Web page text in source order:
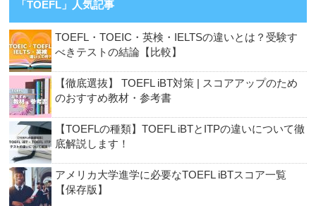
「TOEFL」人気記事
TOEFL・TOEIC・英検・IELTSの違いとは？受験す
べきテストの結論【比較】
【徹底選抜】 TOEFL iBT対策 | スコアアップのため
のおすすめ教材・参考書
【TOEFLの種類】TOEFL iBTとITPの違いについて徹
底解説します！
アメリカ大学進学に必要なTOEFL iBTスコア一覧
【保存版】